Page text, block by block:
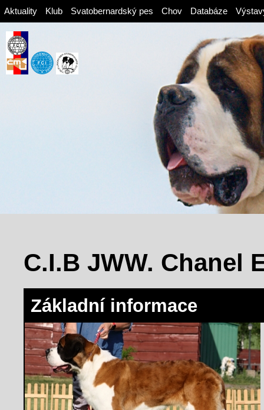
Aktuality Klub Svatobernardský pes Chov Databáze
C.I.B JWW. Chanel
Základní informace